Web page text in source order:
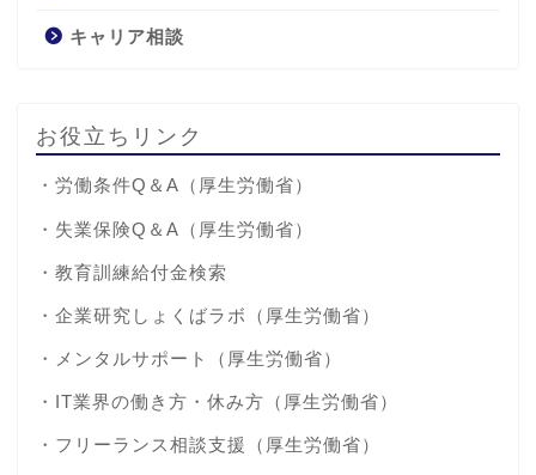
キャリア相談
お役立ちリンク
・ 労働条件Q＆A （厚生労働省）
・ 失業保険Q＆A （厚生労働省）
・ 教育訓練給付金検索
・ 企業研究しょくばラボ （厚生労働省）
・ メンタルサポート （厚生労働省）
・ IT業界の働き方・休み方 （厚生労働省）
・ フリーランス相談支援 （厚生労働省）